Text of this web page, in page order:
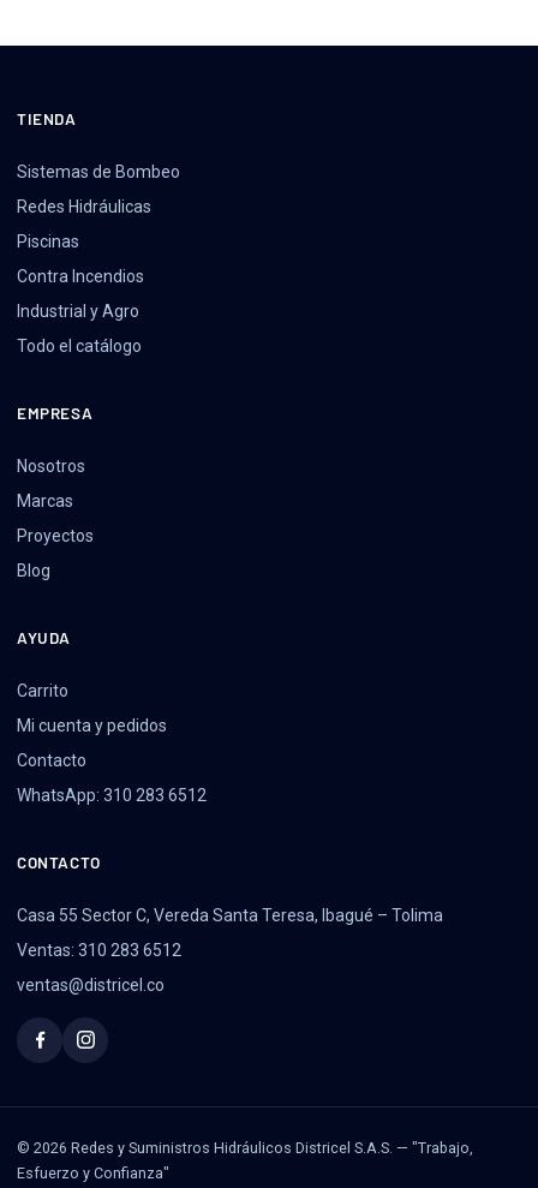
TIENDA
Sistemas de Bombeo
Redes Hidráulicas
Piscinas
Contra Incendios
Industrial y Agro
Todo el catálogo
EMPRESA
Nosotros
Marcas
Proyectos
Blog
AYUDA
Carrito
Mi cuenta y pedidos
Contacto
WhatsApp: 310 283 6512
CONTACTO
Casa 55 Sector C, Vereda Santa Teresa, Ibagué – Tolima
Ventas: 310 283 6512
ventas@districel.co
© 2026 Redes y Suministros Hidráulicos Districel S.A.S. — "Trabajo,
Esfuerzo y Confianza"